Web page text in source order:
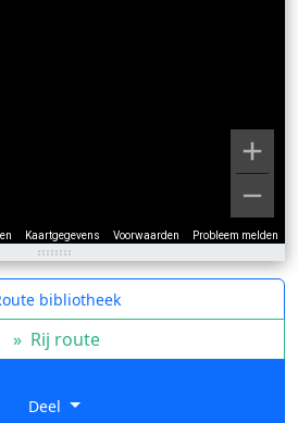
Kaartgegevens Voorwaarden Probleem melden
bibliotheek
» Rij route
Deel